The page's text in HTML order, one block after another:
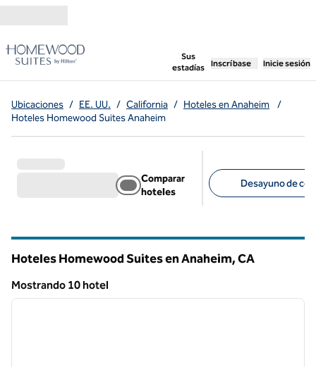
Sus
estadías
, abre una pestaña
Inscríbase Inicie sesión
Ubicaciones / EE. UU. / California / Hoteles en Anaheim
/
Hoteles Homewood Suites Anaheim
Comparar
hoteles
Desayuno de
Hoteles Homewood Suites en Anaheim,CA
Mostrando 10 hotel
Mostrando 10 hotel
1 de 11